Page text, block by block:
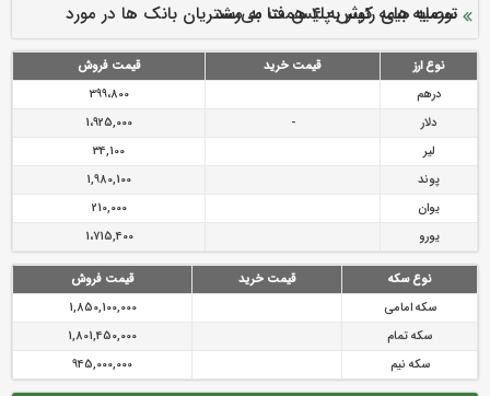
ارزش سهام عدالت بالا رفت
سرمایه بیمه کوثر به ۴ همت می‌رسد
نود ثانیه با فولاد سنگان
تقدیر دبیرکل سندیکای بیمه گران ایران از اقدامات مدیرعامل بیمه
رازی
توصیه های رئیس پلیس فتا به مشتریان بانک ها در مورد
پیشگیری از سرقت های مجازی
نوع ارز قیمت خرید
قیمت فروش
درهم
399،800
دلار
-
1،925,000
لیر
34,100
پوند
1,980,100
یوان
210,000
یورو
1،715,400
نوع سکه قیمت خرید
قیمت فروش
سکه امامی
1,850,100,000
سکه تمام
1,801,450,000
سکه نیم
945,000,000